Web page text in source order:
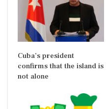
Cuba’s president
confirms that the island is
not alone